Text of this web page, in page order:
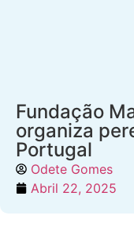
Fundação
organiza
Portugal
Odete Gomes
Abril 22, 2025